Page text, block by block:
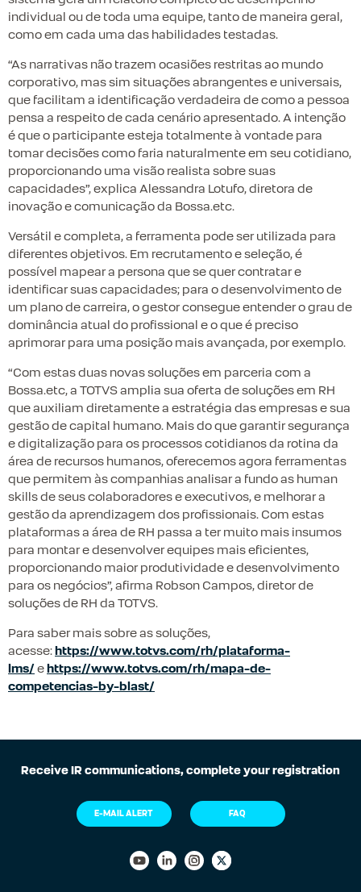
individual ou de toda uma equipe, tanto de maneira geral,
como em cada uma das habilidades testadas.
“As narrativas não trazem ocasiões restritas ao mundo
corporativo, mas sim situações abrangentes e universais,
que facilitam a identificação verdadeira de como a pessoa
pensa a respeito de cada cenário apresentado. A intenção
é que o participante esteja totalmente à vontade para
tomar decisões como faria naturalmente em seu cotidiano,
proporcionando uma visão realista sobre suas
capacidades”, explica Alessandra Lotufo, diretora de
inovação e comunicação da Bossa.etc.
Versátil e completa, a ferramenta pode ser utilizada para
diferentes objetivos. Em recrutamento e seleção, é
possível mapear a persona que se quer contratar e
identificar suas capacidades; para o desenvolvimento de
um plano de carreira, o gestor consegue entender o grau de
dominância atual do profissional e o que é preciso
aprimorar para uma posição mais avançada, por exemplo.
“Com estas duas novas soluções em parceria com a
Bossa.etc, a TOTVS amplia sua oferta de soluções em RH
que auxiliam diretamente a estratégia das empresas e sua
gestão de capital humano. Mais do que garantir segurança
e digitalização para os processos cotidianos da rotina da
área de recursos humanos, oferecemos agora ferramentas
que permitem às companhias analisar a fundo as human
skills de seus colaboradores e executivos, e melhorar a
gestão da aprendizagem dos profissionais. Com estas
plataformas a área de RH passa a ter muito mais insumos
para montar e desenvolver equipes mais eficientes,
proporcionando maior produtividade e desenvolvimento
para os negócios”, afirma Robson Campos, diretor de
soluções de RH da TOTVS.
Para saber mais sobre as soluções,
acesse:https://www.totvs.com/rh/plataforma-
lms/ehttps://www.totvs.com/rh/mapa-de-
competencias-by-blast/
Receive IR communications, complete your registration
E-MAIL ALERT FAQ